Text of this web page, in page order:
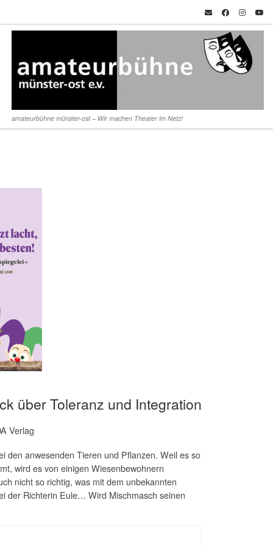
amateurbühne münster-ost – Wir machen Theater im Netz!
über Toleranz und Integration
Verlag
den anwesenden Tieren und Pflanzen. Weil es so
wird es von einigen Wiesenbewohnern
nicht so richtig, was mit dem unbekannten
der Richterin Eule… Wird Mischmasch seinen